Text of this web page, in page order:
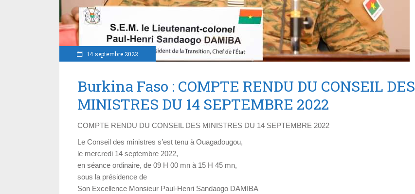
14 septembre 2022
Burkina Faso : COMPTE RENDU DU CONSEIL DES
MINISTRES DU 14 SEPTEMBRE 2022
COMPTE RENDU DU CONSEIL DES MINISTRES DU 14 SEPTEMBRE 2022
Le Conseil des ministres s’est tenu à Ouagadougou,
le mercredi 14 septembre 2022,
en séance ordinaire, de 09 H 00 mn à 15 H 45 mn,
sous la présidence de
Son Excellence Monsieur Paul-Henri Sandaogo DAMIBA